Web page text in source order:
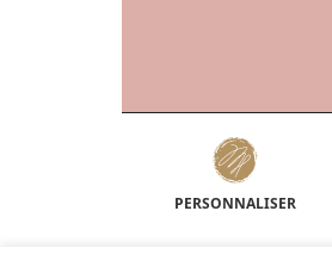
PERSONNALISER